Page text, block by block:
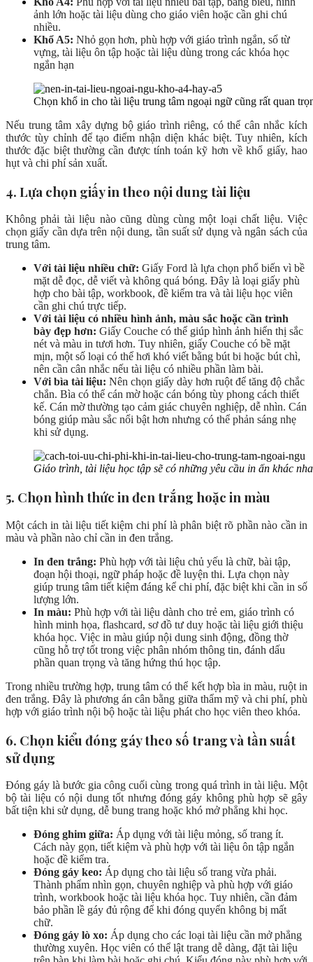
ảnh lớn hoặc tài liệu dùng cho giáo viên hoặc cần ghi chú
nhiều.
Khổ A5: Nhỏ gọn hơn, phù hợp với giáo trình ngắn, sổ từ
vựng, tài liệu ôn tập hoặc tài liệu dùng trong các khóa học
ngắn hạn
Chọn khổ in cho tài liệu trung tâm ngoại ngữ cũng rất quan
Nếu trung tâm xây dựng bộ giáo trình riêng, có thể cân nhắc kích
thước tùy chỉnh để tạo điểm nhận diện khác biệt. Tuy nhiên, kích
thước đặc biệt thường cần được tính toán kỹ hơn về khổ giấy, hao
hụt và chi phí sản xuất.
4. Lựa chọn giấy in theo nội dung tài liệu
Không phải tài liệu nào cũng dùng cùng một loại chất liệu. Việc
chọn giấy cần dựa trên nội dung, tần suất sử dụng và ngân sách của
trung tâm.
Với tài liệu nhiều chữ: Giấy Ford là lựa chọn phổ biến vì bề
mặt dễ đọc, dễ viết và không quá bóng. Đây là loại giấy phù
hợp cho bài tập, workbook, đề kiểm tra và tài liệu học viên
cần ghi chú trực tiếp.
Với tài liệu có nhiều hình ảnh, màu sắc hoặc cần trình
bày đẹp hơn: Giấy Couche có thể giúp hình ảnh hiển thị sắc
nét và màu in tươi hơn. Tuy nhiên, giấy Couche có bề mặt
mịn, một số loại có thể hơi khó viết bằng bút bi hoặc bút chì,
nên cần cân nhắc nếu tài liệu có nhiều phần làm bài.
Với bìa tài liệu: Nên chọn giấy dày hơn ruột để tăng độ chắc
chắn. Bìa có thể cán mờ hoặc cán bóng tùy phong cách thiết
kế. Cán mờ thường tạo cảm giác chuyên nghiệp, dễ nhìn. Cán
bóng giúp màu sắc nổi bật hơn nhưng có thể phản sáng nhẹ
khi sử dụng.
Giáo trình, tài liệu học tập sẽ có những yêu cầu in ấn khác
5. Chọn hình thức in đen trắng hoặc in màu
Một cách in tài liệu tiết kiệm chi phí là phân biệt rõ phần nào cần in
màu và phần nào chỉ cần in đen trắng.
In đen trắng: Phù hợp với tài liệu chủ yếu là chữ, bài tập,
đoạn hội thoại, ngữ pháp hoặc đề luyện thi. Lựa chọn này
giúp trung tâm tiết kiệm đáng kể chi phí, đặc biệt khi cần in số
lượng lớn.
In màu: Phù hợp với tài liệu dành cho trẻ em, giáo trình có
hình minh họa, flashcard, sơ đồ tư duy hoặc tài liệu giới thiệu
khóa học. Việc in màu giúp nội dung sinh động, đồng thờ
cũng hỗ trợ tốt trong việc phân nhóm thông tin, đánh dấu
phần quan trọng và tăng hứng thú học tập.
Trong nhiều trường hợp, trung tâm có thể kết hợp bìa in màu, ruột in
đen trắng. Đây là phương án cân bằng giữa thẩm mỹ và chi phí, phù
hợp với giáo trình nội bộ hoặc tài liệu phát cho học viên theo khóa.
6. Chọn kiểu đóng gáy theo số trang và tần suất
sử dụng
Đóng gáy là bước gia công cuối cùng trong quá trình in tài liệu. Một
bộ tài liệu có nội dung tốt nhưng đóng gáy không phù hợp sẽ gây
bất tiện khi sử dụng, dễ bung trang hoặc khó mở phẳng khi học.
Đóng ghim giữa: Áp dụng với tài liệu mỏng, số trang ít.
Cách này gọn, tiết kiệm và phù hợp với tài liệu ôn tập ngắn
hoặc đề kiểm tra.
Đóng gáy keo: Áp dụng cho tài liệu số trang vừa phải.
Thành phẩm nhìn gọn, chuyên nghiệp và phù hợp với giáo
trình, workbook hoặc tài liệu khóa học. Tuy nhiên, cần đảm
bảo phần lề gáy đủ rộng để khi đóng quyển không bị mất
chữ.
Đóng gáy lò xo: Áp dụng cho các loại tài liệu cần mở phẳng
thường xuyên. Học viên có thể lật trang dễ dàng, đặt tài liệu